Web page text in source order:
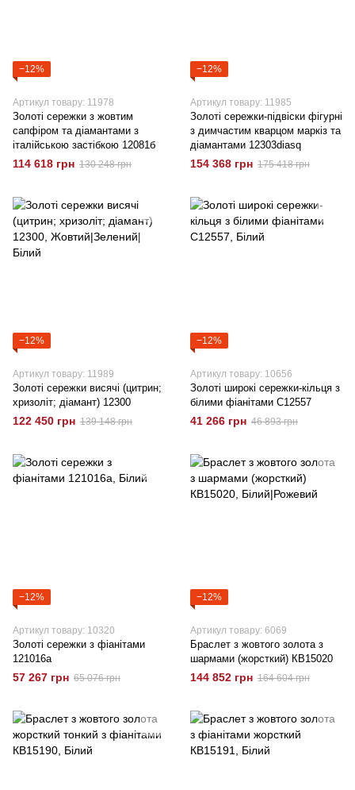
−12%
Артикул товару: 11978
Золоті сережки з жовтим
сапфіром та діамантами з
італійською застібкою 12081б
114 618 грн 130 248 грн
−12%
Артикул товару: 11985
Золоті сережки-підвіски фігурні
з димчастим кварцом маркіз та
діамантами 12303diasq
154 368 грн 175 418 грн
−12%
Артикул товару: 11989
Золоті сережки висячі (цитрин;
хризоліт; діамант) 12300
122 450 грн 139 148 грн
−12%
Артикул товару: 10656
Золоті широкі сережки-кільця з
білими фіанітами C12557
41 266 грн 46 893 грн
−12%
Артикул товару: 10320
Золоті сережки з фіанітами
121016a
57 267 грн 65 076 грн
−12%
Артикул товару: 6069
Браслет з жовтого золота з
шармами (жорсткий) КВ15020
144 852 грн 164 604 грн